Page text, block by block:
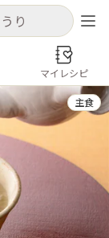
キャンセル
録
キャンセル
ンツ
こし
マイレシピ
主食